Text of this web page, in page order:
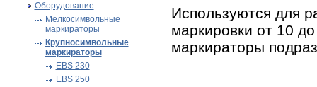
Оборудование
Мелкосимвольные
маркираторы
Крупносимвольные
маркираторы
EBS 230
EBS 250
Используются для
маркировки от 10
маркираторы